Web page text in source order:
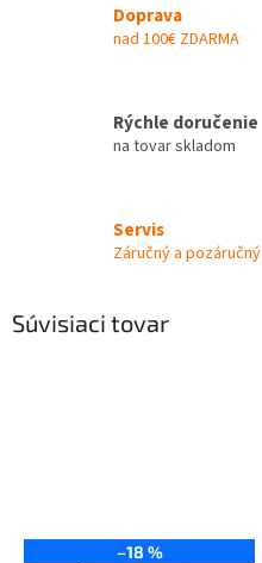
Doprava
nad 100€ ZDARMA
Rýchle doručenie
na tovar skladom
Servis
Záručný a pozáručný
Súvisiaci tovar
–18 %